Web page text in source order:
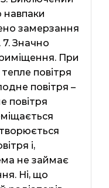
навпаки
замерзання
Значно
При
повітря
повітря –
повітря
і,
не займає
Ні, що